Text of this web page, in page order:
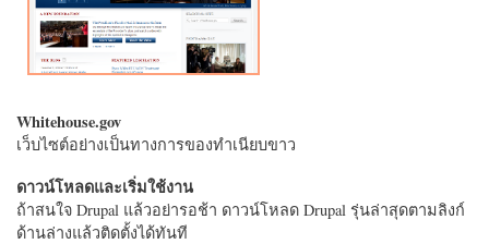
Whitehouse.gov
เว็บไซต์อย่างเป็นทางการของทำเนียบขาว
ดาวน์โหลดและเริ่มใช้งาน
ถ้าสนใจ Drupal แล้วอย่ารอช้า ดาวน์โหลด Drupal รุ่นล่าสุดตามลิงก์
ด้านล่างแล้วติดตั้งได้ทันที